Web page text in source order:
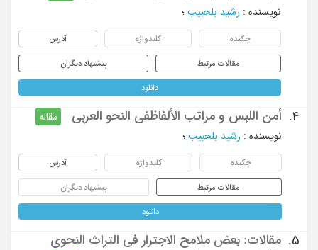
نویسنده : رشید بلحبیب ؛
چکیده کلیدواژه آدرس
مقالات مرتبط پیشنهاد دیگران
دانلود
4. أمن اللبس و مراتب الألفاظفی النحو العربی
مقاله
نویسنده : رشید بلحبیب ؛
چکیده کلیدواژه آدرس
مقالات مرتبط پیشنهاد دیگران
دانلود
5.
مقالات: بعض ملامح الاجترار فی التراث النحوی